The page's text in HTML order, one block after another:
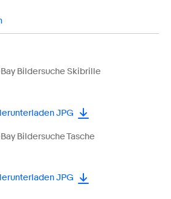
Bildersuche Skibrille
JPG
Bildersuche Tasche
JPG